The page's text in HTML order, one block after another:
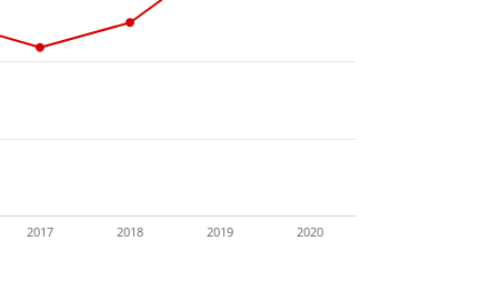
2017 2018 2019 2020